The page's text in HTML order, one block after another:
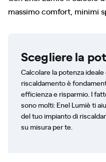
massimo comfort, minimi
Scegliere la
Calcolare la potenza
riscaldamento è
efficienza e risparmio. I
sono molti: Enel Lumiè ti
del tuo impianto di
su misura per te.